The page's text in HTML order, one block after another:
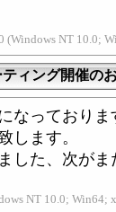
(Windows NT 10.0;
ティング開催の
なっておりま
します。
した、次が
NT 10.0; Win64;